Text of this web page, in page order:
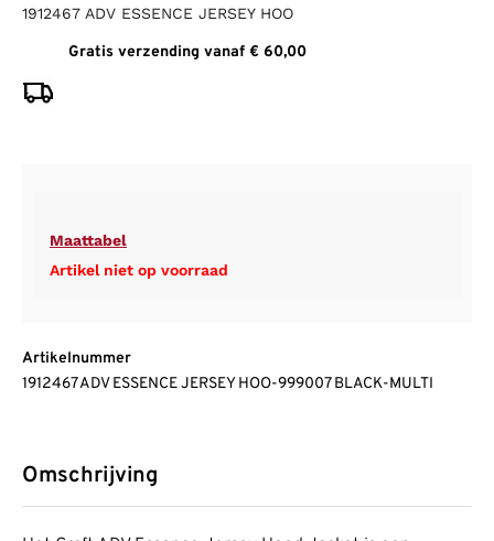
1912467 ADV ESSENCE JERSEY HOO
Gratis verzending vanaf € 60,00
Maattabel
Artikel niet op voorraad
Artikelnummer
1912467 ADV ESSENCE JERSEY HOO-999007 BLACK-MULTI
Omschrijving